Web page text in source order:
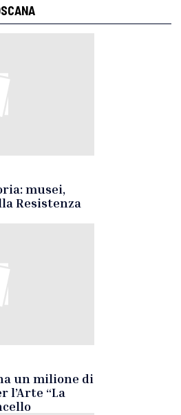
musei,
Resistenza
un milione di
l’Arte “La